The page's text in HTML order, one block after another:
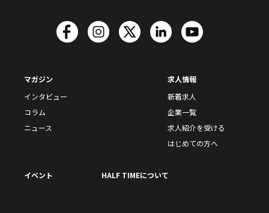
マガジン
インタビュー
コラム
ニュース
求人情報
新着求人
企業一覧
求人紹介を受ける
はじめての方へ
イベント HALF TIMEについて